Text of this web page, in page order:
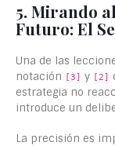
5. Mirando
Futuro: El
Una de las
notación [3] y [2]
estrategia no
introduce un
La precisión es